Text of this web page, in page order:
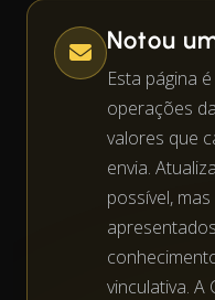
Notou
Esta página
operações
valores que
envia.
possível,
vinculativa.